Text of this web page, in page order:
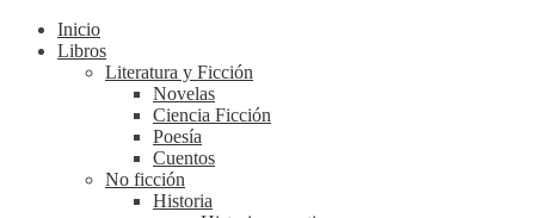
Inicio
Libros
Literatura y Ficción
Novelas
Ciencia Ficción
Poesía
Cuentos
No ficción
Historia